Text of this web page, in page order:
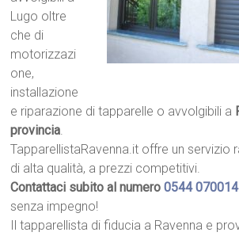
Lugo oltre
che di
motorizzazi
one,
installazione
e riparazione di tapparelle o avvolgibili a
provincia.
TapparellistaRavenna.it offre un servizio
di alta qualità, a prezzi competitivi.
Contattaci subito al numero0544 070014
senza impegno!
Il tapparellista di fiducia a Ravenna e